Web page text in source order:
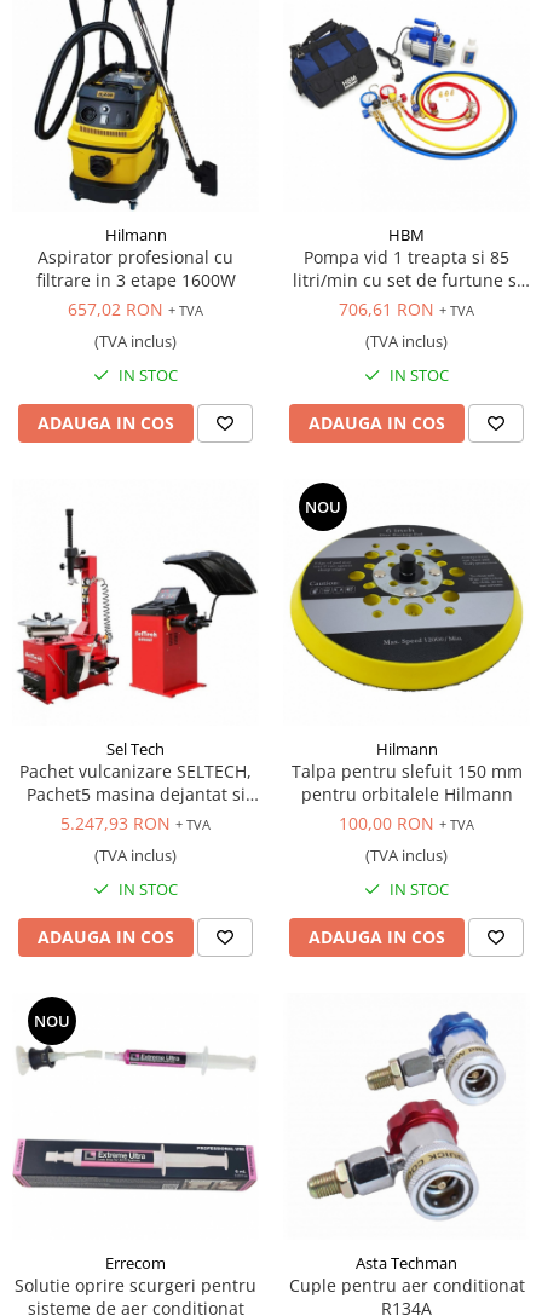
Hilmann
Aspirator profesional cu
filtrare in 3 etape 1600W
657,02 RON + TVA
(TVA inclus)
IN STOC
ADAUGA IN COS
HBM
Pompa vid 1 treapta si 85
litri/min cu set de furtune si
manometre
706,61 RON + TVA
(TVA inclus)
IN STOC
ADAUGA IN COS
Sel Tech
Pachet vulcanizare SELTECH,
Pachet5 masina dejantat si
masina echilibrat 24 inch,
5.247,93 RON + TVA
(TVA inclus)
IN STOC
ADAUGA IN COS
NOU
Hilmann
Talpa pentru slefuit 150 mm
pentru orbitalele Hilmann
100,00 RON + TVA
(TVA inclus)
IN STOC
ADAUGA IN COS
NOU
Errecom
Solutie oprire scurgeri pentru
sisteme de aer condiționat
Asta Techman
Cuple pentru aer conditionat
R134A